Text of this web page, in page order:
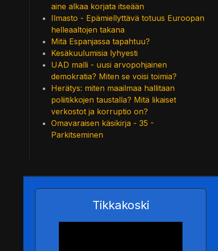
aine alkaa korjata itseään
Ilmasto - Epämiellyttävä totuus Euroopan
helleaaltojen takana
Mitä Espanjassa tapahtuu?
Kesäkuulumisia lyhyesti
UAD malli - uusi arvopohjainen
demokratia? Miten se voisi toimia?
Herätys: miten maailmaa hallitaan
poliitikkojen taustalla? Mitä likaiset
verkostot ja korruptio on?
Omavaraisen käsikirja - 35 -
Parkitseminen
Tikkakoski